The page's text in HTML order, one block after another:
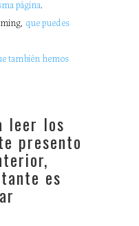
página.
que puedes
también hemos
leer los
presento
es